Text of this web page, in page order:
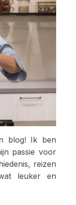
blog! Ik ben
passie voor
reizen
leuker en